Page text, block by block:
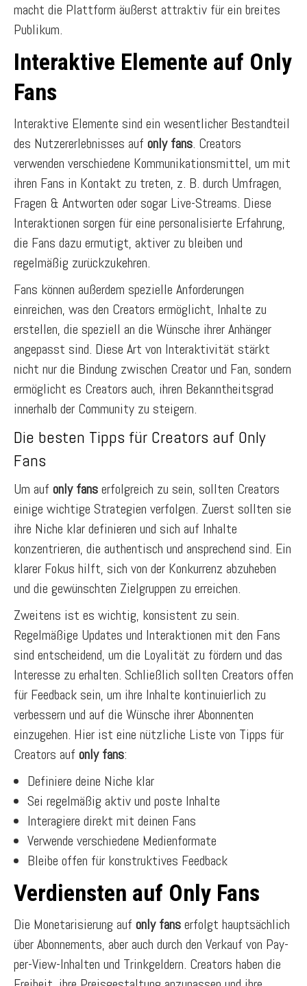
macht die Plattform äußerst attraktiv für ein breites
Publikum.
Interaktive Elemente auf Only
Fans
Interaktive Elemente sind ein wesentlicher Bestandteil
des Nutzererlebnisses auf only fans. Creators
verwenden verschiedene Kommunikationsmittel, um mit
ihren Fans in Kontakt zu treten, z. B. durch Umfragen,
Fragen & Antworten oder sogar Live-Streams. Diese
Interaktionen sorgen für eine personalisierte Erfahrung,
die Fans dazu ermutigt, aktiver zu bleiben und
regelmäßig zurückzukehren.
Fans können außerdem spezielle Anforderungen
einreichen, was den Creators ermöglicht, Inhalte zu
erstellen, die speziell an die Wünsche ihrer Anhänger
angepasst sind. Diese Art von Interaktivität stärkt
nicht nur die Bindung zwischen Creator und Fan, sondern
ermöglicht es Creators auch, ihren Bekanntheitsgrad
innerhalb der Community zu steigern.
Die besten Tipps für Creators auf Only
Fans
Um auf only fanserfolgreich zu sein, sollten Creators
einige wichtige Strategien verfolgen. Zuerst sollten sie
ihre Niche klar definieren und sich auf Inhalte
konzentrieren, die authentisch und ansprechend sind. Ein
klarer Fokus hilft, sich von der Konkurrenz abzuheben
und die gewünschten Zielgruppen zu erreichen.
Zweitens ist es wichtig, konsistent zu sein.
Regelmäßige Updates und Interaktionen mit den Fans
sind entscheidend, um die Loyalität zu fördern und das
Interesse zu erhalten. Schließlich sollten Creators offen
für Feedback sein, um ihre Inhalte kontinuierlich zu
verbessern und auf die Wünsche ihrer Abonnenten
einzugehen. Hier ist eine nützliche Liste von Tipps für
Creators auf only fans:
Definiere deine Niche klar
Sei regelmäßig aktiv und poste Inhalte
Interagiere direkt mit deinen Fans
Verwende verschiedene Medienformate
Bleibe offen für konstruktives Feedback
Verdiensten auf Only Fans
Die Monetarisierung auf only fanserfolgt hauptsächlich
über Abonnements, aber auch durch den Verkauf von Pay-
per-View-Inhalten und Trinkgeldern. Creators haben die